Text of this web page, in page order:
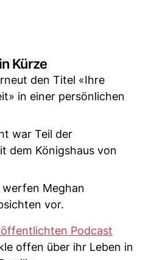
Kürze
den Titel «Ihre
in einer persönlichen
war Teil der
dem Königshaus von
Meghan
vor.
Podcast
offen über ihr Leben in